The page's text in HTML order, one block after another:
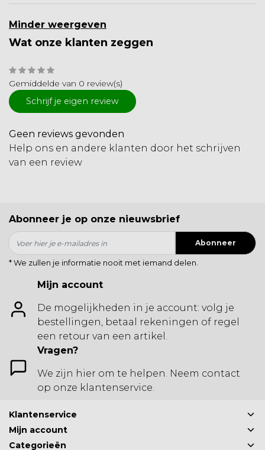
Minder weergeven
Wat onze klanten zeggen
Gemiddelde van 0 review(s)
Schrijf je eigen review
Geen reviews gevonden
Help ons en andere klanten door het schrijven
van een review
Abonneer je op onze nieuwsbrief
Abonneer
* We zullen je informatie nooit met iemand delen.
Mijn account
De mogelijkheden in je account: volg je
bestellingen, betaal rekeningen of regel
een retour van een artikel.
Vragen?
We zijn hier om te helpen. Neem contact
op onze klantenservice.
Klantenservice
Mijn account
Categorieën